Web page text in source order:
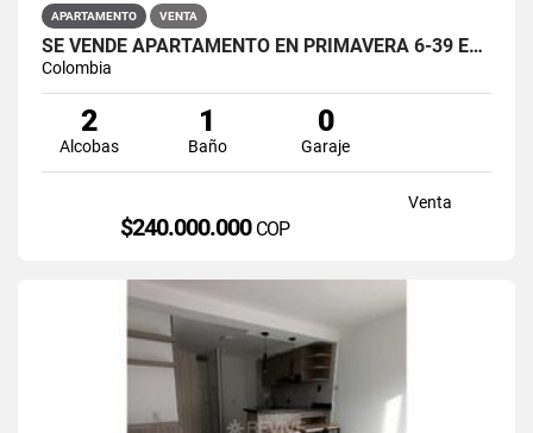
APARTAMENTO VENTA
SE VENDE APARTAMENTO EN PRIMAVERA 6-39 ET 2 PUENTE ARANDA
Colombia
2
Alcobas
1
Baño
0
Garaje
Venta
$240.000.000 COP